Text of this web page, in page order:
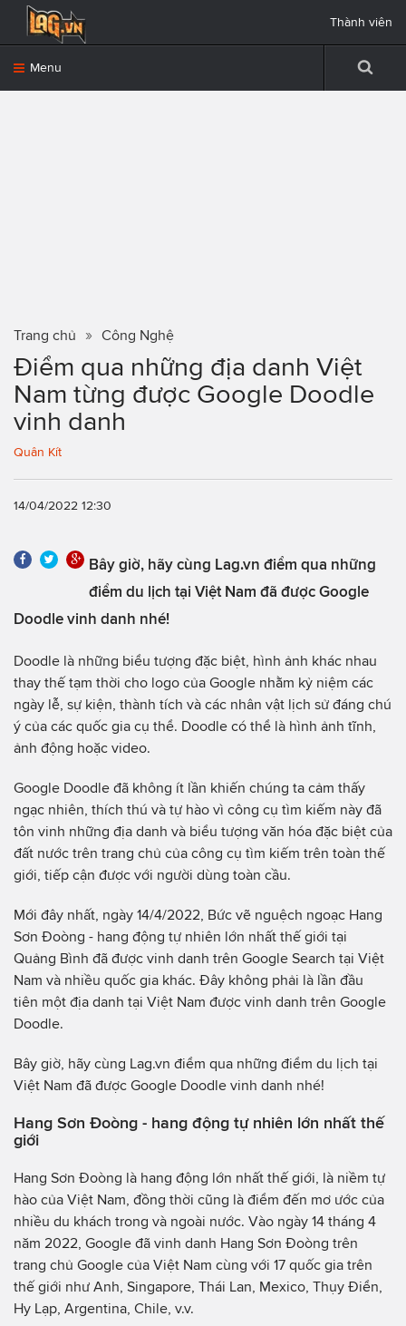
Menu
Thành viên
Trang chủ Công Nghệ
Điểm qua những địa danh Việt
Nam từng được Google Doodle
vinh danh
Quân Kít
14/04/2022 12:30
Bây giờ, hãy cùng Lag.vn điểm qua những
điểm du lịch tại Việt Nam đã được Google
Doodle vinh danh nhé!
Doodle là những biểu tượng đặc biệt, hình ảnh khác nhau
thay thế tạm thời cho logo của Google nhằm kỷ niệm các
ngày lễ, sự kiện, thành tích và các nhân vật lịch sử đáng chú
ý của các quốc gia cụ thể. Doodle có thể là hình ảnh tĩnh,
ảnh động hoặc video.
Google Doodle đã không ít lần khiến chúng ta cảm thấy
ngạc nhiên, thích thú và tự hào vì công cụ tìm kiếm này đã
tôn vinh những địa danh và biểu tượng văn hóa đặc biệt của
đất nước trên trang chủ của công cụ tìm kiếm trên toàn thế
giới, tiếp cận được với người dùng toàn cầu.
Mới đây nhất, ngày 14/4/2022, Bức vẽ nguệch ngoạc Hang
Sơn Đoòng - hang động tự nhiên lớn nhất thế giới tại
Quảng Bình đã được vinh danh trên Google Search tại Việt
Nam và nhiều quốc gia khác. Đây không phải là lần đầu
tiên một địa danh tại Việt Nam được vinh danh trên Google
Doodle.
Bây giờ, hãy cùng Lag.vn điểm qua những điểm du lịch tại
Việt Nam đã được Google Doodle vinh danh nhé!
Hang Sơn Đoòng - hang động tự nhiên lớn nhất thế
giới
Hang Sơn Đoòng là hang động lớn nhất thế giới, là niềm tự
hào của Việt Nam, đồng thời cũng là điểm đến mơ ước của
nhiều du khách trong và ngoài nước. Vào ngày 14 tháng 4
năm 2022, Google đã vinh danh Hang Sơn Đoòng trên
trang chủ Google của Việt Nam cùng với 17 quốc gia trên
thế giới như Anh, Singapore, Thái Lan, Mexico, Thụy Điển,
Hy Lạp, Argentina, Chile, v.v.